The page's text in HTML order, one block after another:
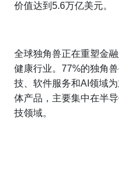
价值达到5.6万亿美元。
全球独角兽正在重塑金
健康行业。77%的独角
技、软件服务和AI领域
体产品，主要集中在半
技领域。